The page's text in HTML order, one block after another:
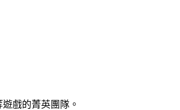
戲的菁英團隊。